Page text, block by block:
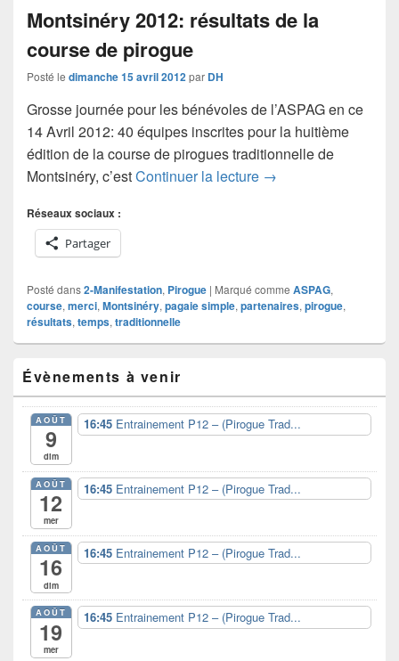
Montsinéry 2012: résultats de la
course de pirogue
Posté le dimanche 15 avril 2012par DH
Grosse journée pour les bénévoles de l’ASPAG en ce
14 Avril 2012: 40 équipes inscrites pour la huitième
édition de la course de pirogues traditionnelle de
Montsinéry, c’estContinuer la lecture Montsinéry 2012:
→
Réseaux sociaux :
Partager
Posté dans2-Manifestation, Pirogue | Marqué comme ASPAG,
course, merci, Montsinéry, pagaie simple, partenaires, pirogue,
résultats, temps, traditionnelle
Zone
principale
de
widget
pour
barre
latérale
Évènements à venir
AOÛT
9
dim
16:45 Entrainement P12 – (Pirogue Trad...
AOÛT
12
mer
16:45 Entrainement P12 – (Pirogue Trad...
AOÛT
16
dim
16:45 Entrainement P12 – (Pirogue Trad...
AOÛT
19
mer
16:45 Entrainement P12 – (Pirogue Trad...